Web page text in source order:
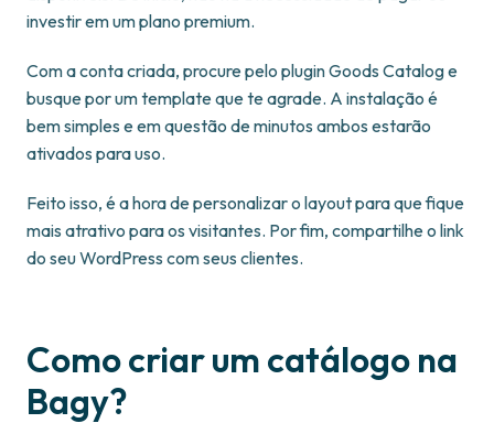
investir em um plano premium.
Com a conta criada, procure pelo plugin Goods Catalog e
busque por um template que te agrade. A instalação é
bem simples e em questão de minutos ambos estarão
ativados para uso.
Feito isso, é a hora de personalizar o layout para que fique
mais atrativo para os visitantes. Por fim, compartilhe o link
do seu WordPress com seus clientes.
Como criar um catálogo na
Bagy?